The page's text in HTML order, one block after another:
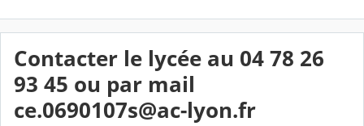
Contacter le lycée au 04 78 26
93 45 ou par mail
ce.0690107s@ac-lyon.fr